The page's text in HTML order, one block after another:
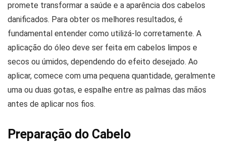
promete transformar a saúde e a aparência dos cabelos
danificados. Para obter os melhores resultados, é
fundamental entender como utilizá-lo corretamente. A
aplicação do óleo deve ser feita em cabelos limpos e
secos ou úmidos, dependendo do efeito desejado. Ao
aplicar, comece com uma pequena quantidade, geralmente
uma ou duas gotas, e espalhe entre as palmas das mãos
antes de aplicar nos fios.
Preparação do Cabelo